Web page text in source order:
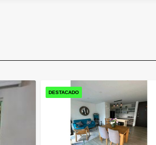
DESTACADO